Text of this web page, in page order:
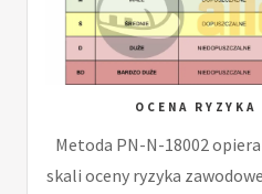
OCENA
Metoda PN-N-18002
skali oceny ryzyka